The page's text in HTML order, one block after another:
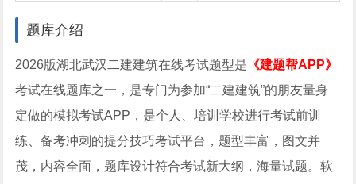
题库介绍
2026版湖北武汉二建建筑在线考试题型是 《建题帮APP》
考试在线题库之一，是专门为参加“二建建筑”的朋友量身
定做的模拟考试APP，是个人、培训学校进行考试前训
练、备考冲刺的提分技巧考试平台，题型丰富，图文并
茂，内容全面，题库设计符合考试新大纲，海量试题。软